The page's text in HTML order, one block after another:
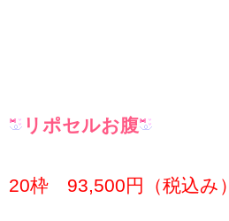
リポセルお腹
20枠 93,500円（税込み）